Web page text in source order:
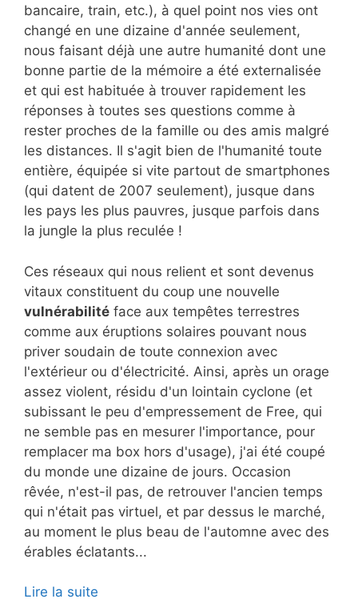
bancaire, train, etc.), à quel point nos vies ont
changé en une dizaine d'année seulement,
nous faisant déjà une autre humanité dont une
bonne partie de la mémoire a été externalisée
et qui est habituée à trouver rapidement les
réponses à toutes ses questions comme à
rester proches de la famille ou des amis malgré
les distances. Il s'agit bien de l'humanité toute
entière, équipée si vite partout de smartphones
(qui datent de 2007 seulement), jusque dans
les pays les plus pauvres, jusque parfois dans
la jungle la plus reculée !
Ces réseaux qui nous relient et sont devenus
vitaux constituent du coup une nouvelle
vulnérabilité face aux tempêtes terrestres
comme aux éruptions solaires pouvant nous
priver soudain de toute connexion avec
l'extérieur ou d'électricité. Ainsi, après un orage
assez violent, résidu d'un lointain cyclone (et
subissant le peu d'empressement de Free, qui
ne semble pas en mesurer l'importance, pour
remplacer ma box hors d'usage), j'ai été coupé
du monde une dizaine de jours. Occasion
rêvée, n'est-il pas, de retrouver l'ancien temps
qui n'était pas virtuel, et par dessus le marché,
au moment le plus beau de l'automne avec des
érables éclatants...
Lire la suite